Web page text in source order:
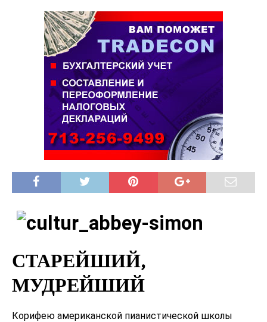
СТАРЕЙШИЙ,
МУДРЕЙШИЙ
Корифею американской пианистической школы